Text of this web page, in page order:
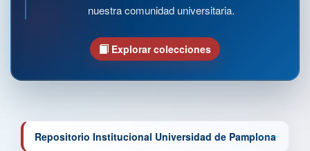
nuestra comunidad universitaria.
Explorar colecciones
Repositorio Institucional Universidad de Pamplona